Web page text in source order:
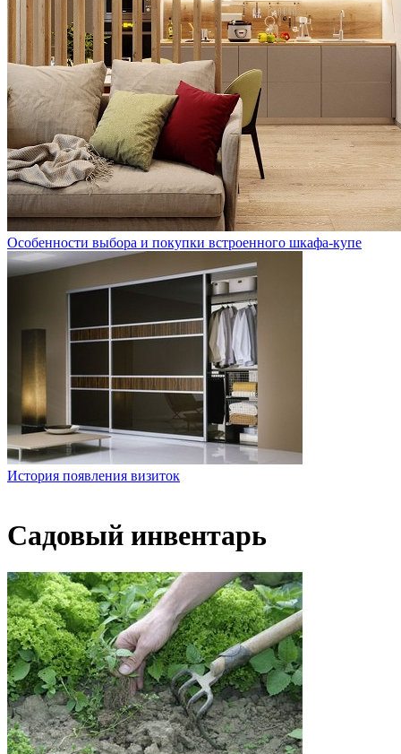
Особенности выбора и покупки встроенного шкафа-купе
История появления визиток
Садовый инвентарь